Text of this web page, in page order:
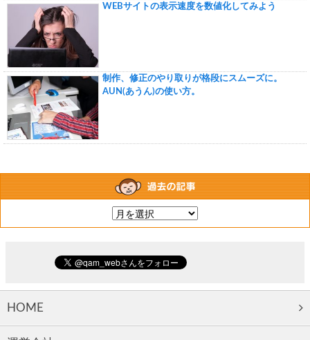
WEBサイトの表示速度を数値化してみよう
制作、修正のやり取りが格段にスムーズに。
AUN(あうん)の使い方。
HOME